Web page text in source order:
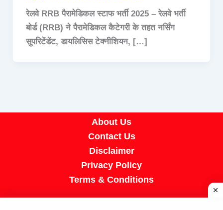
रेलवे RRB पैरामेडिकल स्टाफ भर्ती 2025 – रेलवे भर्ती
बोर्ड (RRB) ने पैरामेडिकल कैटेगरी के तहत नर्सिंग
सुपरिटेंडेंट, डायलिसिस टेक्नीशियन, […]
About Us
Contact Us
Disclaimer
Privacy Policy
Terms & Conditions